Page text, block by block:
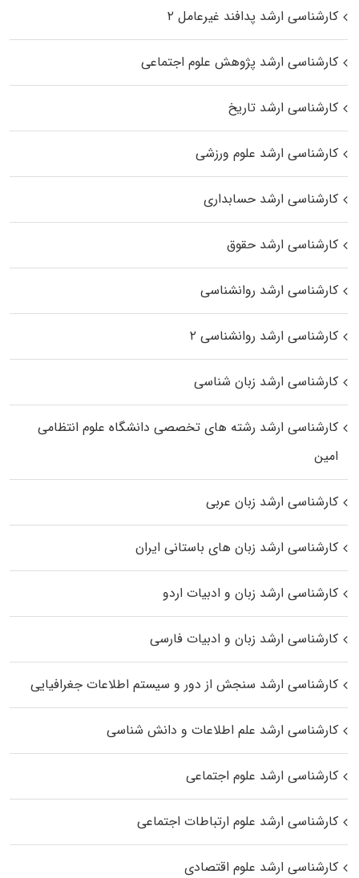
کارشناسی ارشد پدافند غیرعامل ۲
کارشناسی ارشد پژوهش علوم اجتماعی
کارشناسی ارشد تاریخ
کارشناسی ارشد علوم ورزشی
کارشناسی ارشد حسابداری
کارشناسی ارشد حقوق
کارشناسی ارشد روانشناسی
کارشناسی ارشد روانشناسی ۲
کارشناسی ارشد زبان شناسی
کارشناسی ارشد رﺷﺘﻪ ﻫﺎی تخصصی داﻧﺸﮕﺎه ﻋﻠﻮم انتظامی
اﻣﻴﻦ
کارشناسی ارشد زبان عربی
کارشناسی ارشد زبان‌ های باستانی ایران
کارشناسی ارشد زبان و ادبیات اردو
کارشناسی ارشد زبان و ادبیات فارسی
کارشناسی ارشد سنجش از دور و سیستم اطلاعات جغرافیایی
کارشناسی ارشد علم اطلاعات و دانش شناسی
کارشناسی ارشد علوم اجتماعی
کارشناسی ارشد علوم ارتباطات اجتماعی
کارشناسی ارشد علوم اقتصادی